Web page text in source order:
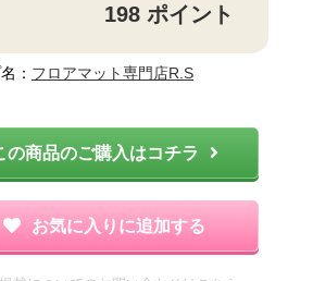
198 ポイント
： フロアマット専門店R.S
の商品のご購入はコチラ
お気に入りに追加する